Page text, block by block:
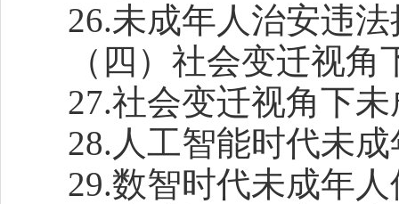
26.未成年人治安违
（四）社会变迁视
27.社会变迁视角下
28.人工智能时代未
29.数智时代未成年